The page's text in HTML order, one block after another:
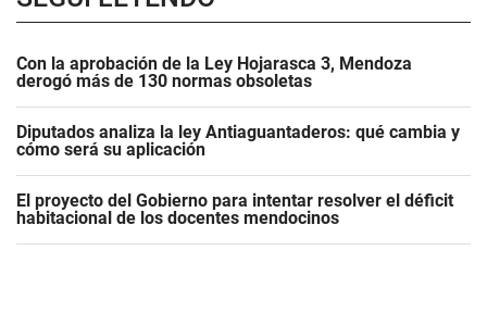
Con la aprobación de la Ley Hojarasca 3, Mendoza
derogó más de 130 normas obsoletas
Diputados analiza la ley Antiaguantaderos: qué cambia y
cómo será su aplicación
El proyecto del Gobierno para intentar resolver el déficit
habitacional de los docentes mendocinos